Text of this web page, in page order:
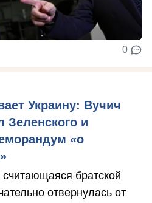
0
Украину: Вучич
Зеленского и
«о
братской
отвернулась от